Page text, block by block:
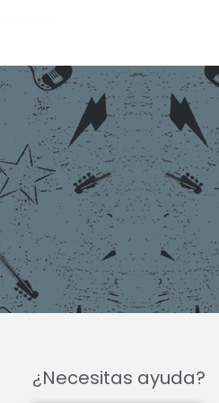
¿Necesitas ayuda?